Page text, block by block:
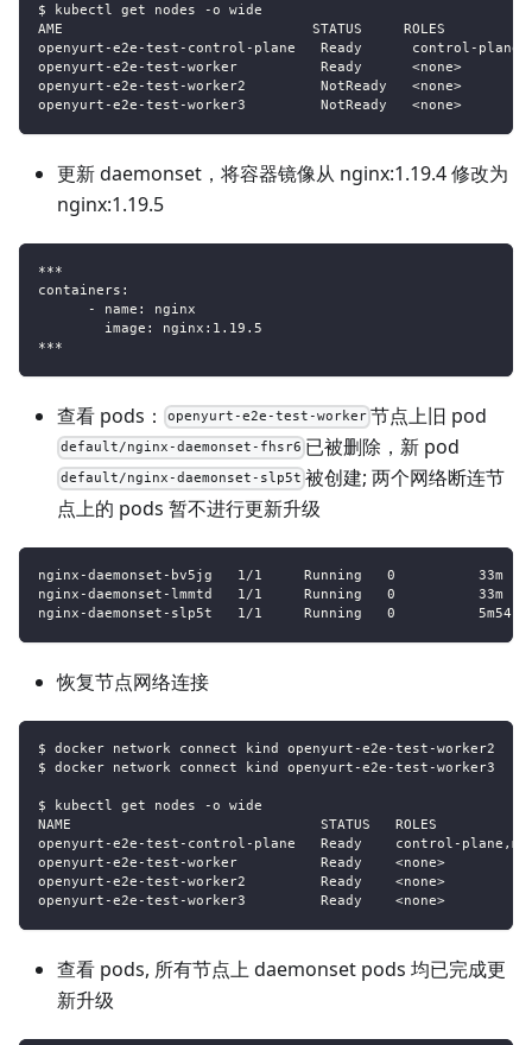
$ kubectl get nodes -o wide
AME                              STATUS     ROLES                  AGE
openyurt-e2e-test-control-plane   Ready      control-
openyurt-e2e-test-worker          Ready      <none>
openyurt-e2e-test-worker2         NotReady   <none>
openyurt-e2e-test-worker3         NotReady   <none>
更新 daemonset，将容器镜像从 nginx:1.19.4 修改为
nginx:1.19.5
***
containers:
      - name: nginx
        image: nginx:1.19.5
***
查看 pods： openyurt-e2e-test-worker 节点上旧 pod
default/nginx-daemonset-fhsr6 已被删除，新 pod
default/nginx-daemonset-slp5t 被创建; 两个网络断连节
点上的 pods 暂不进行更新升级
nginx-daemonset-bv5jg   1/1     Running   0          33m
nginx-daemonset-lmmtd   1/1     Running   0          33m
nginx-daemonset-slp5t   1/1     Running   0
恢复节点网络连接
$ docker network connect kind openyurt-e2e-test-worker2
$ docker network connect kind openyurt-e2e-test-worker3
$ kubectl get nodes -o wide
NAME                              STATUS   ROLES                  AGE
openyurt-e2e-test-control-plane   Ready    control-
openyurt-e2e-test-worker          Ready    <none>
openyurt-e2e-test-worker2         Ready    <none>
openyurt-e2e-test-worker3         Ready    <none>
查看 pods, 所有节点上 daemonset pods 均已完成更
新升级